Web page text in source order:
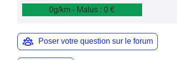
0g/km - Malus : 0 €
Poser votre question sur le forum